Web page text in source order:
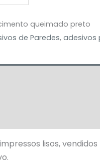
queimado preto
de Paredes, adesivos
lisos,